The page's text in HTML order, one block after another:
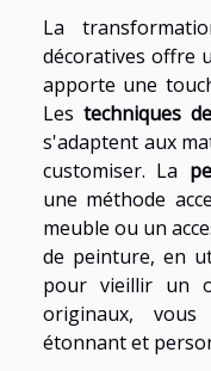
La
décoratives offre
apporte une
Lestechniques
s'adaptent aux
customiser. La
une méthode
meuble ou un
de peinture, en
pour vieillir un
originaux,
étonnant et